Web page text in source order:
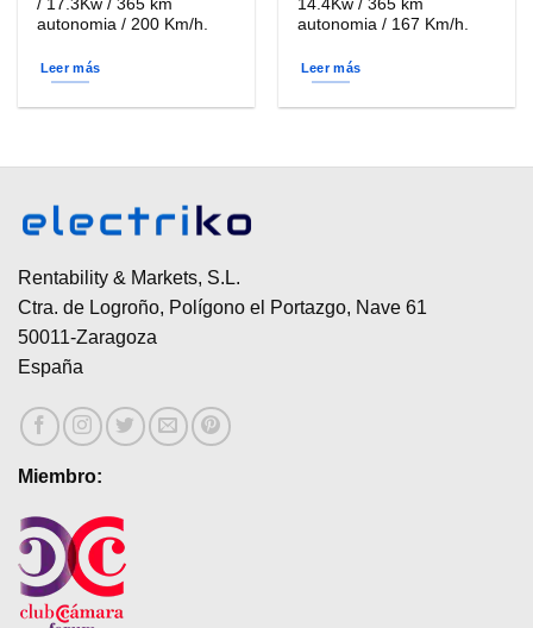
/ 17.3Kw / 365 km
autonomia / 200 Km/h.
Leer más
14.4Kw / 365 km
autonomia / 167 Km/h.
Leer más
Rentability & Markets, S.L.
Ctra. de Logroño, Polígono el Portazgo, Nave 61
50011-Zaragoza
España
Miembro: